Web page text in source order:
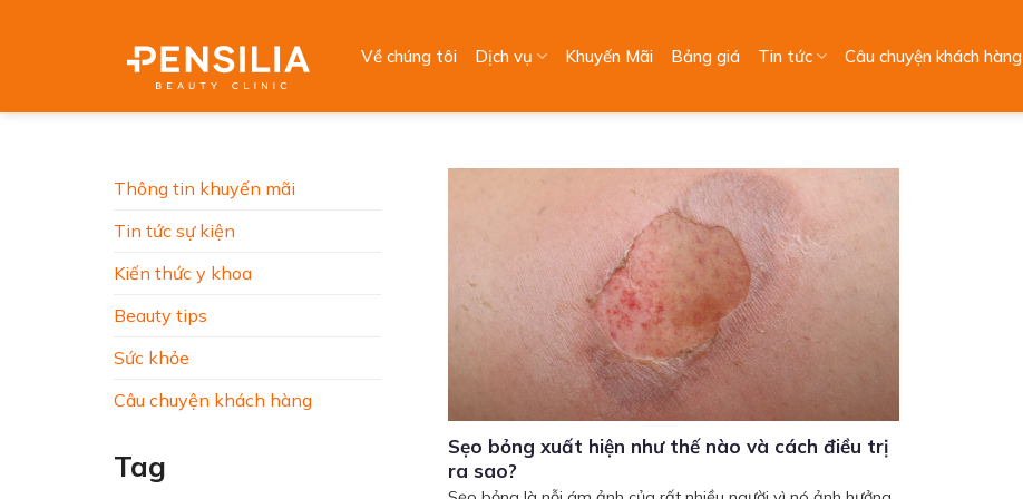
Về chúng tôi Dịch vụ Khuyến Mãi Bảng giá Tin tức Câu chuyện khách hàng
Thông tin khuyến mãi
Tin tức sự kiện
Kiến thức y khoa
Beauty tips
Sức khỏe
Câu chuyện khách hàng
Tag
Sẹo bỏng xuất hiện như thế nào và cách điều trị
ra sao?